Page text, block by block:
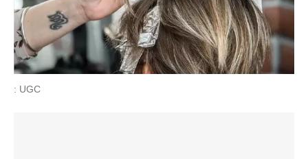
: UGC